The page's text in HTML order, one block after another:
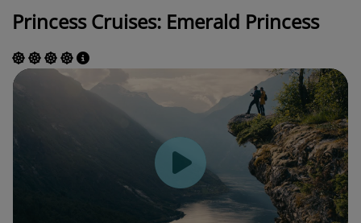
Princess Cruises: Emerald Princess